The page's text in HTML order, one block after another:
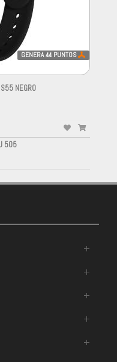
GENERA44 PUNTOS
NEGRO
505
+
+
+
+
+